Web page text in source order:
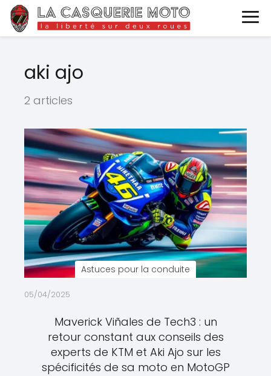
aki ajo
2 articles
Astuces pour la conduite
05/04/2025
Maverick Viñales de Tech3 : un
retour constant aux conseils des
experts de KTM et Aki Ajo sur les
spécificités de sa moto en MotoGP